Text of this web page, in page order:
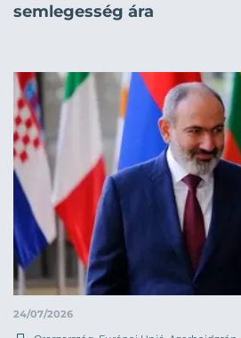
semlegesség ára
24/07/2026